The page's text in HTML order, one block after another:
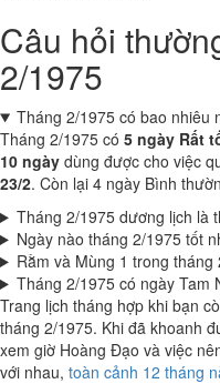
Câu hỏi
2/1975
Tháng 2/1975 có bao nhiêu
Tháng 2/1975 có 5 ngày Rất
10 ngày dùng được cho việc
23/2. Còn lại 4 ngày Bình
Tháng 2/1975 dương lịch là
Ngày nào tháng 2/1975 tốt
Rằm và Mùng 1 trong
Tháng 2/1975 có ngày Tam
Trang lịch tháng hợp khi bạn
tháng 2/1975. Khi đã khoanh
xem giờ Hoàng Đạo và việc
với nhau, toàn cảnh 12 tháng